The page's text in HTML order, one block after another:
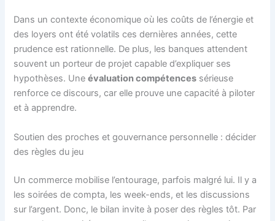
Dans un contexte économique où les coûts de l’énergie et
des loyers ont été volatils ces dernières années, cette
prudence est rationnelle. De plus, les banques attendent
souvent un porteur de projet capable d’expliquer ses
hypothèses. Uneévaluation compétences sérieuse
renforce ce discours, car elle prouve une capacité à piloter
et à apprendre.
Soutien des proches et gouvernance personnelle : décider
des règles du jeu
Un commerce mobilise l’entourage, parfois malgré lui. Il y a
les soirées de compta, les week-ends, et les discussions
sur l’argent. Donc, le bilan invite à poser des règles tôt. Par